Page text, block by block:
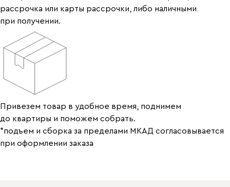
рассрочка или карты рассрочки, либо наличными
при получении.
Привезем товар в удобное время, поднимем
до квартиры и поможем собрать.
*подъем и сборка за пределами МКАД согласовывается
при оформлении заказа